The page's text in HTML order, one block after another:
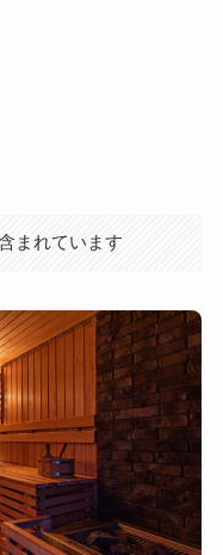
まれています